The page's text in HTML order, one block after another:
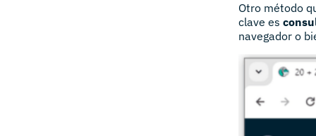
Otro método
clave es
navegador o